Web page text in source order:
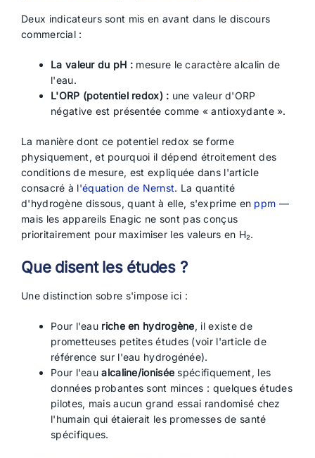
Deux indicateurs sont mis en avant dans le discours
commercial :
La valeur du pH : mesure le caractère alcalin de
l'eau.
L'ORP (potentiel redox) : une valeur d'ORP
négative est présentée comme « antioxydante ».
La manière dont ce potentiel redox se forme
physiquement, et pourquoi il dépend étroitement des
conditions de mesure, est expliquée dans l'article
consacré à l'équation de Nernst. La quantité
d'hydrogène dissous, quant à elle, s'exprime en ppm —
mais les appareils Enagic ne sont pas conçus
prioritairement pour maximiser les valeurs en H₂.
Que disent les études ?
Une distinction sobre s'impose ici :
Pour l'eau riche en hydrogène, il existe de
prometteuses petites études (voir l'article de
référence sur l'eau hydrogénée).
Pour l'eaualcaline/ionisée spécifiquement, les
données probantes sont minces : quelques études
pilotes, mais aucun grand essai randomisé chez
l'humain qui étaierait les promesses de santé
spécifiques.